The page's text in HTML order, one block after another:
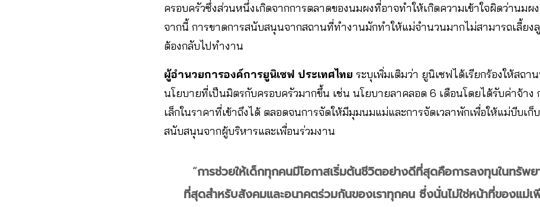
ครอบครัวซึ่งส่วนหนึ่งเกิดจากการตลาดของนมผงที่อาจทำให้เกิดความเข้าใจผิดว่านมผ
จากนี้ การขาดการสนับสนุนจากสถานที่ทำงานมักทำให้แม่จำนวนมากไม่สามารถเลี้ยง
ต้องกลับไปทำงาน
ผู้อำนวยการองค์การยูนิเซฟ ประเทศไทย ระบุเพิ่มเติมว่า ยูนิเซฟได้เรียกร้องให้สถ
นโยบายที่เป็นมิตรกับครอบครัวมากขึ้น เช่น นโยบายลาคลอด 6 เดือนโดยได้รับค่าจ้าง
เล็กในราคาที่เข้าถึงได้ ตลอดจนการจัดให้มีมุมนมแม่และการจัดเวลาพักเพื่อให้แม่บีบเ
สนับสนุนจากผู้บริหารและเพื่อนร่วมงาน
“การช่วยให้เด็กทุกคนมีโอกาสเริ่มต้นชีวิตอย่างดีที่สุดคือการลงทุนในทรัพ
ที่สุดสำหรับสังคมและอนาคตร่วมกันของเราทุกคน ซึ่งนั่นไม่ใช่หน้าที่ของแม่เ